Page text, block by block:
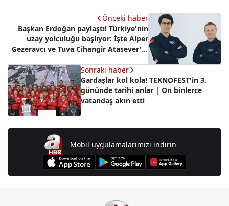
Önceki haber
Başkan Erdoğan paylaştı! Türkiye'nin
uzay yolculuğu başlıyor: İşte Alper
Gezeravcı ve Tuva Cihangir Atasever'in
Sonraki haber
Gardaşlar kol kola! TEKNOFEST'in 3.
gününde tarihi anlar | On binlerce
vatandaş akın etti
Mobil uygulamalarımızı indirin